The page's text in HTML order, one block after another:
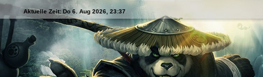
Aktuelle Zeit: Do 6. Aug 2026, 23:37